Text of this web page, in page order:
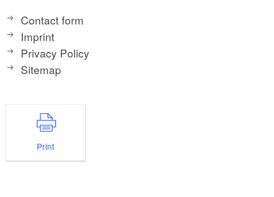
Contact form
Imprint
Privacy Policy
Sitemap
Print